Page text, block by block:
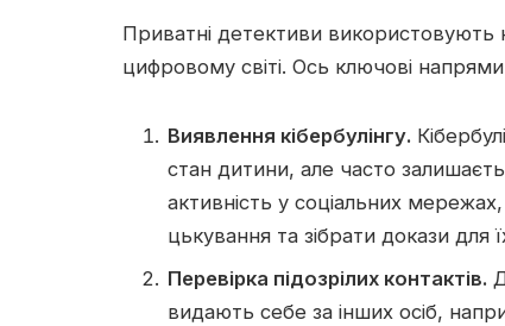
Приватні детективи використовують
цифровому світі. Ось ключові напрями
Виявлення кібербулінгу.
стан дитини, але часто
активність у соціальних
цькування та зібрати докази для
Перевірка підозрілих контактів.
видають себе за інших осіб,